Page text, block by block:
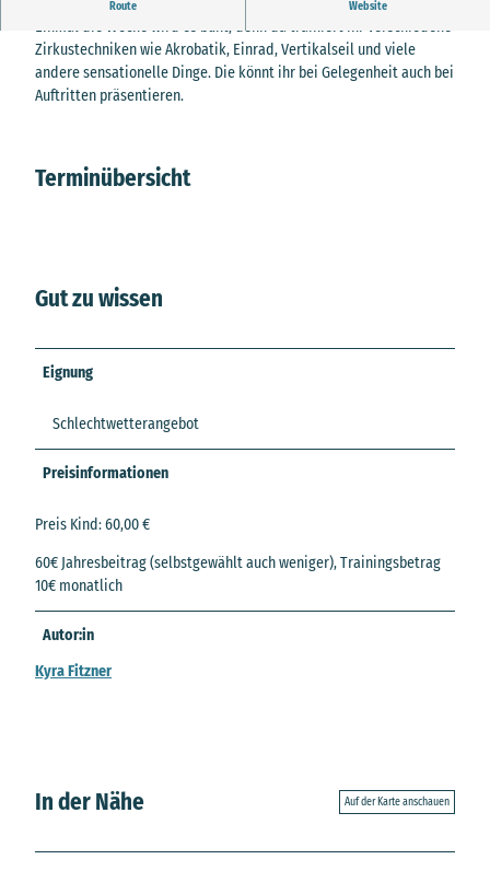
Route Website
Wöchentliche Zirkusgruppe für Kinder ab 8 Jahren
Einmal die Woche wird es bunt, denn da trainiert ihr verschiedene
Zirkustechniken wie Akrobatik, Einrad, Vertikalseil und viele
andere sensationelle Dinge. Die könnt ihr bei Gelegenheit auch bei
Auftritten präsentieren.
Terminübersicht
Gut zu wissen
Eignung
Schlechtwetterangebot
Preisinformationen
Preis Kind: 60,00 €
60€ Jahresbeitrag (selbstgewählt auch weniger), Trainingsbetrag
10€ monatlich
Autor:in
Kyra Fitzner
In der Nähe Auf der Karte anschauen